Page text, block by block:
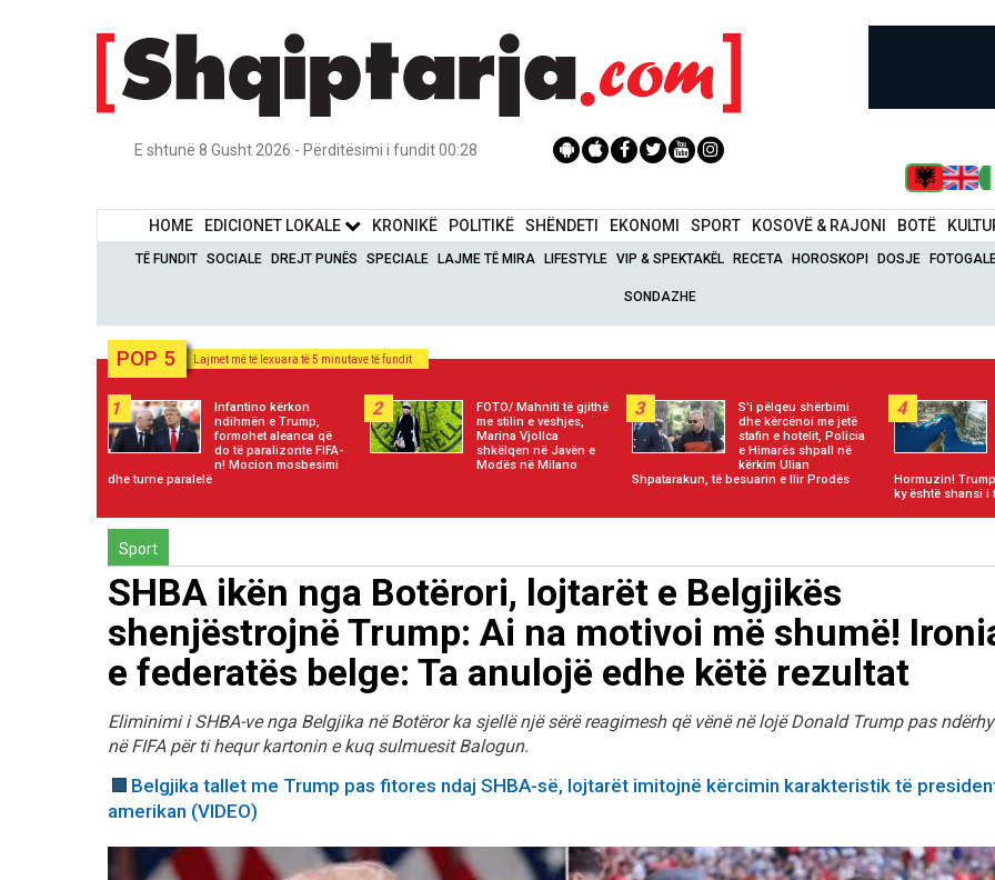
E shtunë 8 Gusht 2026 - Përditësimi i fundit 00:28
HOME EDICIONET LOKALE KRONIKË POLITIKË SHËNDETI EKONOMI SPORT KOSOVË & RAJONI BOTË
TË FUNDIT SOCIALE DREJT PUNËS SPECIALE LAJME TË MIRA LIFESTYLE VIP & SPEKTAKËL RECETA HOROSKOPI DOSJE
SONDAZHE
POP 5 Lajmet më të lexuara të 5 minutave të fundit
1
Infantino kërkon
ndihmën e Trump,
formohet aleanca që
do të paralizonte FIFA-
n! Mocion mosbesimi
dhe turne paralelë
2
FOTO/ Mahniti të gjithë
me stilin e veshjes,
Marina Vjollca
shkëlqen në Javën e
Modës në Milano
3
S'i pëlqeu shërbimi
dhe kërcënoi me jetë
stafin e hotelit, Policia
e Himarës shpall në
kërkim Ulian
Shpatarakun, të besuarin e Ilir Prodës
4
Hormuzin!
ky është shansi i
Sport
SHBA ikën nga Botërori, lojtarët e Belgjikës
shenjëstrojnë Trump: Ai na motivoi më shumë!
e federatës belge: Ta anulojë edhe këtë rezultat
Eliminimi i SHBA-ve nga Belgjika në Botëror ka sjellë një sërë reagimesh që vënë në lojë Donald Trump pas
në FIFA për ti hequr kartonin e kuq sulmuesit Balogun.
Belgjika tallet me Trump pas fitores ndaj SHBA-së, lojtarët imitojnë kërcimin karakteristik të
amerikan (VIDEO)